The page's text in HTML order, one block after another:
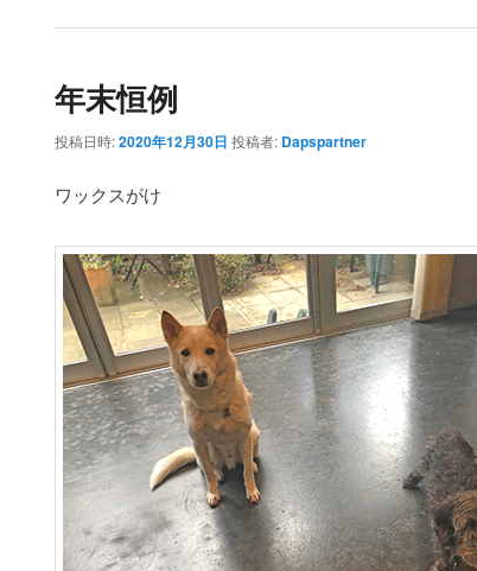
年末恒例
投稿日時:2020年12月30日 投稿者: Dapspartner
ワックスがけ